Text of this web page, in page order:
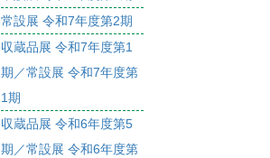
常設展 令和7年度第2期
収蔵品展 令和7年度第1
期／常設展 令和7年度第
1期
収蔵品展 令和6年度第5
期／常設展 令和6年度第